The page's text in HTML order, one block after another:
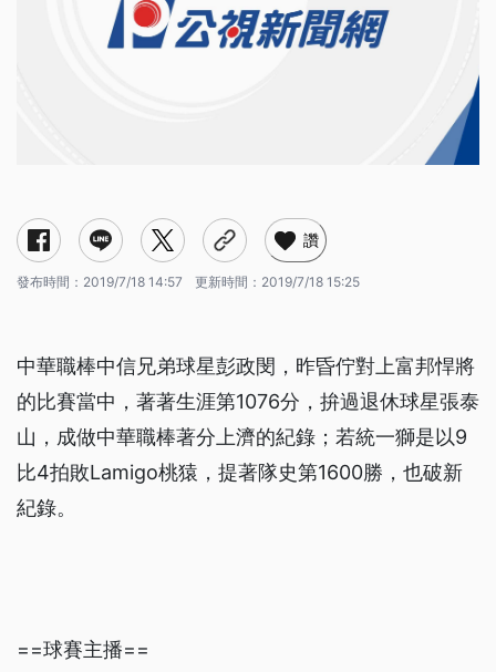
讚
發布時間： 2019/7/18 14:57 更新時間： 2019/7/18 15:25
中華職棒中信兄弟球星彭政閔，昨昏佇對上富邦悍將
的比賽當中，著著生涯第1076分，拚過退休球星張泰
山，成做中華職棒著分上濟的紀錄；若統一獅是以9
比4拍敗Lamigo桃猿，提著隊史第1600勝，也破新
紀錄。
==球賽主播==